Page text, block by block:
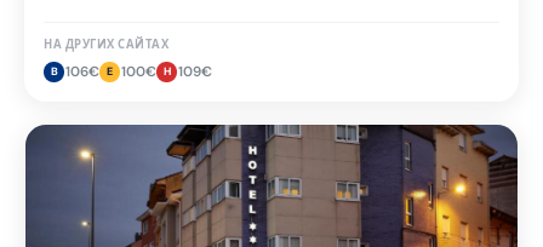
НА ДРУГИХ САЙТАХ
B 106€ E 100€ H 109€